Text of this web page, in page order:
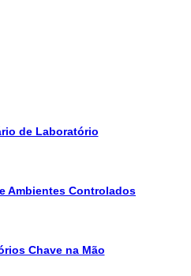
de Laboratório
Ambientes Controlados
Chave na Mão